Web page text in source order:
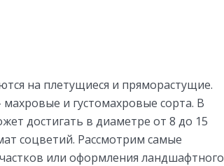
на плетущиеся и пряморастущие.
и густомахровые сорта. В
достигать в диаметре от 8 до 15
соцветий. Рассмотрим самые
или оформления ландшафтного